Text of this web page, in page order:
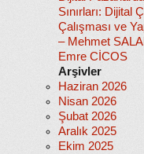
Sınırları: Dijital
Çalışması ve
– Mehmet
Emre CİCOS
Arşivler
Haziran 2026
Nisan 2026
Şubat 2026
Aralık 2025
Ekim 2025